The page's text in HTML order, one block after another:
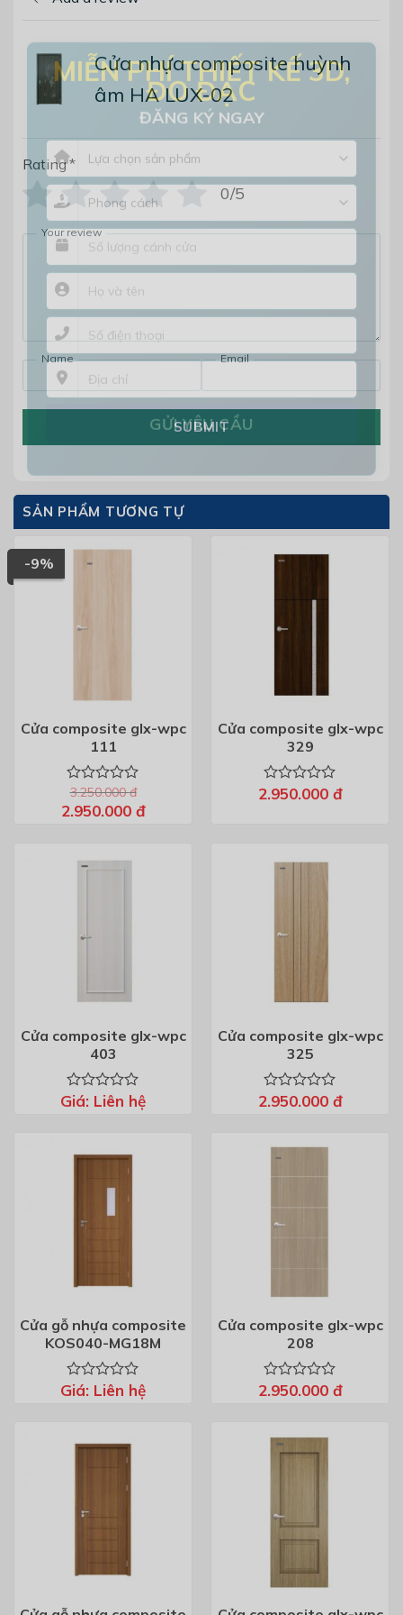
MIỄN PHÍ THIẾT KẾ 3D,
ĐO ĐẠC
ĐĂNG KÝ NGAY
×
Cửa nhựa composite huỳnh
âm HA LUX-02
Rating*
0/5
Your review
Name Email
SUBMIT
SẢN PHẨM TƯƠNG TỰ
-9%
Cửa composite glx-wpc
111
Được
xếp
sao
3.250.000đ
Giá
gốc
2.950.000 đGiá
hiện
Cửa composite glx-wpc
329
Được
sao
2.950.000 đ
Cửa composite glx-wpc
403
Được
5
Giá: Liên hệ
Cửa composite glx-wpc
325
Được
2.950.000 đ
Cửa gỗ nhựa composite
KOS040-MG18M
Được
Giá: Liên hệ
Cửa composite glx-wpc
208
Được
2.950.000 đ